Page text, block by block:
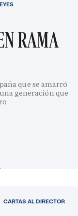
RAMA
que se amarró
generación que
CARTAS AL DIRECTOR